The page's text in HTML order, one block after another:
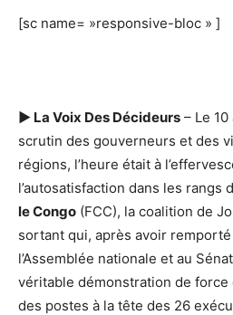
[sc name= »responsive-bloc » ]
► La Voix Des Décideurs – Le 10
scrutin des gouverneurs et des
régions, l’heure était à
l’autosatisfaction dans les rangs
le Congo (FCC), la coalition de
sortant qui, après avoir
l’Assemblée nationale et au
véritable démonstration de force
des postes à la tête des 26